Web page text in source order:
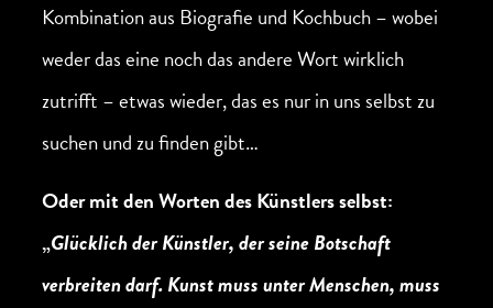
Kombination aus Biografie und Kochbuch – wobei
weder das eine noch das andere Wort wirklich
zutrifft – etwas wieder, das es nur in uns selbst zu
suchen und zu finden gibt…
Oder mit den Worten des Künstlers selbst:
„Glücklich der Künstler, der seine Botschaft
verbreiten darf. Kunst muss unter Menschen, muss